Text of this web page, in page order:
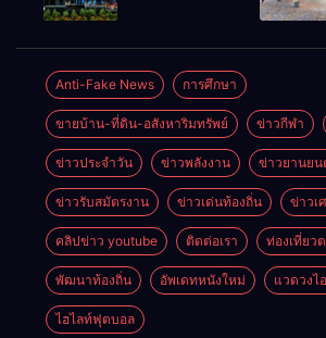
ฟุตบอลวันรพี
เพื่อเชื่อม
ความสัมพันธ์
อันดีของ
หน่วยงานใน
กระบวนการ
ยุติธรรม
ไทย และพลัง
ขับเคลื่อน
เศรษฐกิจ
ประเทศ
Anti-Fake News การศึกษา
ขายบ้าน-ที่ดิน-อสังหาริมทรัพย์ ข่าวกีฬา
ข่าวประจำวัน ข่าวพลังงาน ข่าวยานยน
ข่าวรับสมัตรงาน ข่าวเด่นท้องถิ่น ข่าวเ
คลิปข่าว youtube ติดต่อเรา ท่องเที่ยว
พัฒนาท้องถิ่น อัพเดทหนังใหม่ แวดวงไ
ไฮไลท์ฟุตบอล